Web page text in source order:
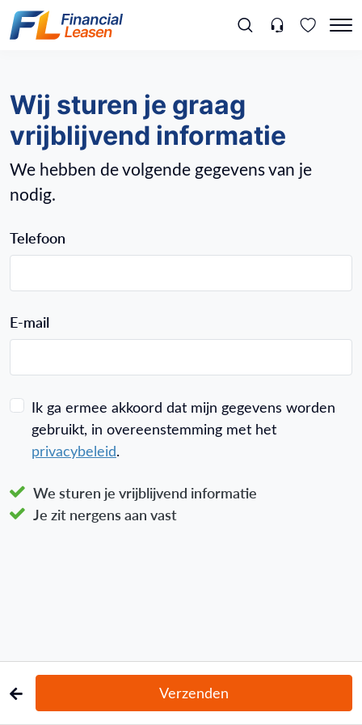
Wij sturen je graag
vrijblijvend informatie
We hebben de volgende gegevens van je
nodig.
Telefoon
E-mail
Ik ga ermee akkoord dat mijn gegevens worden
gebruikt, in overeenstemming met het
privacybeleid.
We sturen je vrijblijvend informatie
Je zit nergens aan vast
Verzenden